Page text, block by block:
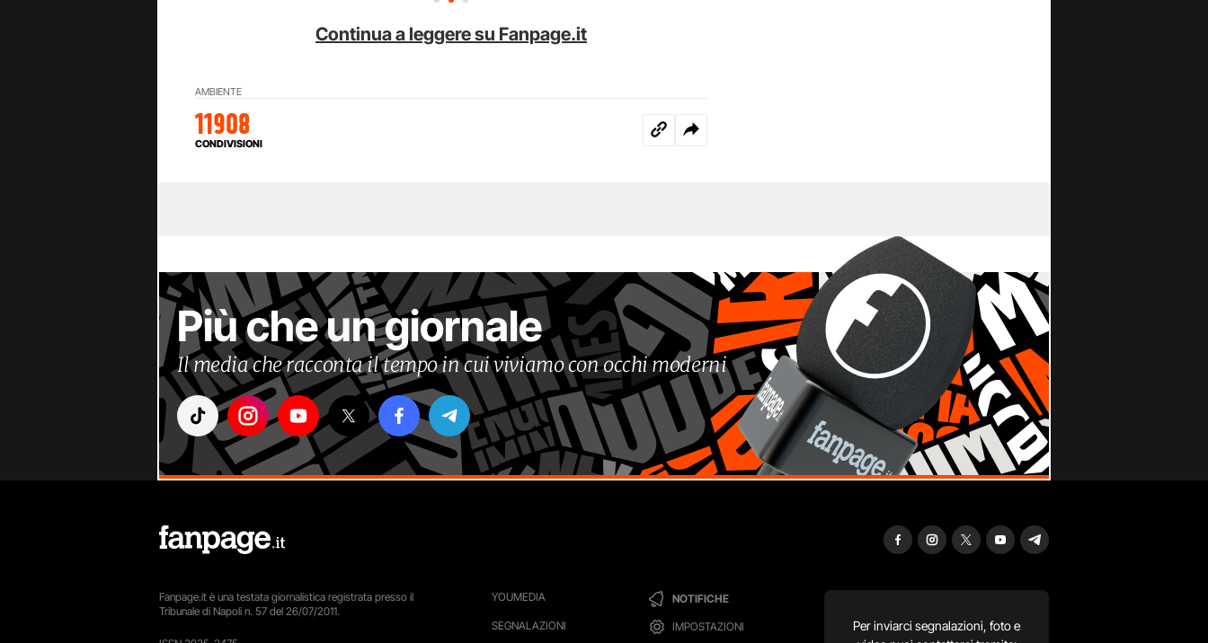
Continua a leggere su Fanpage.it
AMBIENTE
11908
CONDIVISIONI
Più che un giornale
Il media che racconta il tempo in cui viviamo con occhi moderni
YOUMEDIA
SEGNALAZIONI
NOTIFICHE
IMPOSTAZIONI
Per inviarci segnalazioni, foto e
Fanpage.it è una testata giornalistica registrata presso il
Tribunale di Napoli n. 57 del 26/07/2011.